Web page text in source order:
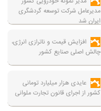
مدیرعامل شرکت توسعه گردشگری
ایران شد
افزایش قیمت و ناترازی انرژی،
چالش اصلی صنایع کشور
عایدی هزار میلیارد تومانی
کشور از اجرای قانون تجارت ملوانی